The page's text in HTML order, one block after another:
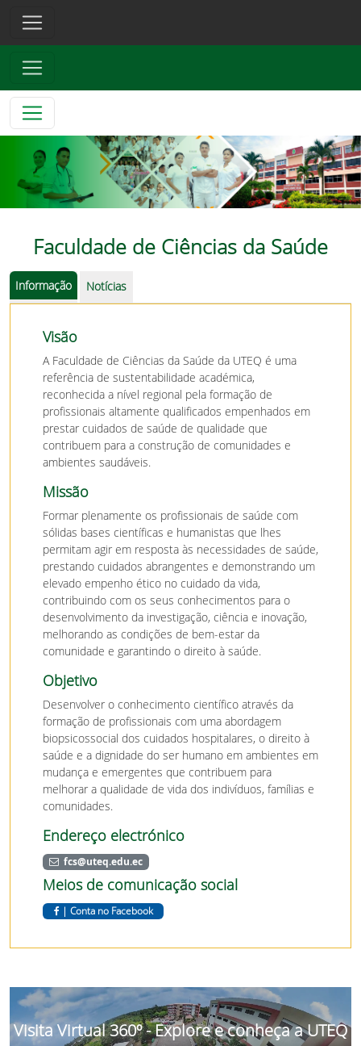
Faculdade de Ciências da Saúde
Informação Notícias
Visão
A Faculdade de Ciências da Saúde da UTEQ é uma
referência de sustentabilidade académica,
reconhecida a nível regional pela formação de
profissionais altamente qualificados empenhados em
prestar cuidados de saúde de qualidade que
contribuem para a construção de comunidades e
ambientes saudáveis.
Missão
Formar plenamente os profissionais de saúde com
sólidas bases científicas e humanistas que lhes
permitam agir em resposta às necessidades de saúde,
prestando cuidados abrangentes e demonstrando um
elevado empenho ético no cuidado da vida,
contribuindo com os seus conhecimentos para o
desenvolvimento da investigação, ciência e inovação,
melhorando as condições de bem-estar da
comunidade e garantindo o direito à saúde.
Objetivo
Desenvolver o conhecimento científico através da
formação de profissionais com uma abordagem
biopsicossocial dos cuidados hospitalares, o direito à
saúde e a dignidade do ser humano em ambientes em
mudança e emergentes que contribuem para
melhorar a qualidade de vida dos indivíduos, famílias e
comunidades.
Endereço electrónico
fcs@uteq.edu.ec
Meios de comunicação social
| Conta no Facebook
Visita Virtual 360º - Explore e conheça a UTEQ